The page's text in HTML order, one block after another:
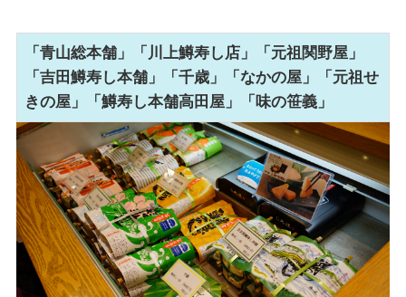
「青山総本舗」「川上鱒寿し店」「元祖関野屋」
「吉田鱒寿し本舗」「千歳」「なかの屋」「元祖せ
きの屋」「鱒寿し本舗高田屋」「味の笹義」